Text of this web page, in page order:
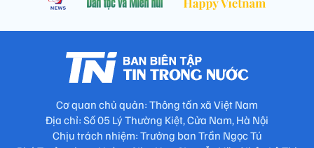
Cơ quan chủ quản: Thông tấn xã Việt Nam
Địa chỉ: Số 05 Lý Thường Kiệt, Cửa Nam, Hà Nội
Chịu trách nhiệm: Trưởng ban Trần Ngọc Tú